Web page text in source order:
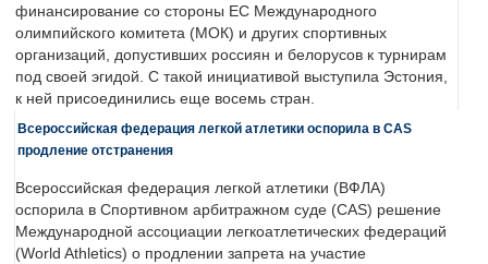
финансирование со стороны ЕС Международного
олимпийского комитета (МОК) и других спортивных
организаций, допустивших россиян и белорусов к турнирам
под своей эгидой. С такой инициативой выступила Эстония,
к ней присоединились еще восемь стран.
Всероссийская федерация легкой атлетики оспорила в CAS
продление отстранения
Всероссийская федерация легкой атлетики (ВФЛА)
оспорила в Спортивном арбитражном суде (CAS) решение
Международной ассоциации легкоатлетических федераций
(World Athletics) о продлении запрета на участие